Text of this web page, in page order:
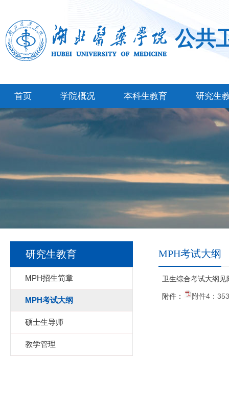
公共
首页 学院概况 本科生教育 研究生
研究生教育
MPH招生简章
MPH考试大纲
硕士生导师
教学管理
MPH考试大纲
卫生综合考试大纲见
附件： 附件4：